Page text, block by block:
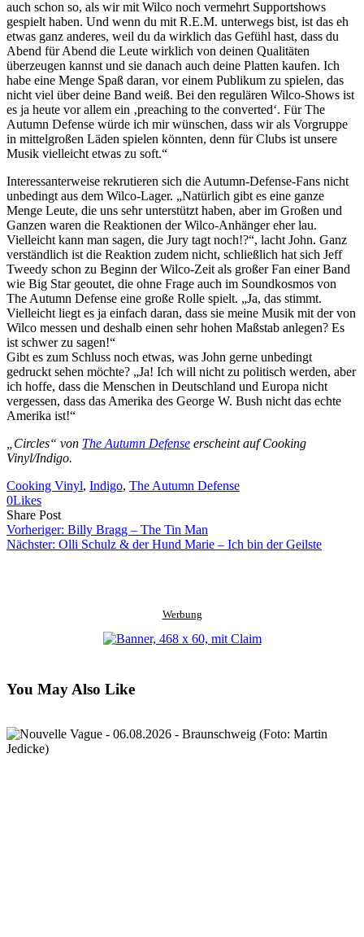
auch schon so, als wir mit Wilco noch vermehrt Supportshows
gespielt haben. Und wenn du mit R.E.M. unterwegs bist, ist das eh
etwas ganz anderes, weil du da wirklich das Gefühl hast, dass du
Abend für Abend die Leute wirklich von deinen Qualitäten
überzeugen kannst und sie danach auch deine Platten kaufen. Ich
habe eine Menge Spaß daran, vor einem Publikum zu spielen, das
nicht viel über deine Band weiß. Bei den regulären Wilco-Shows ist
es ja heute vor allem ein ‚preaching to the converted‘. Für The
Autumn Defense würde ich mir wünschen, dass wir als Vorgruppe
in mittelgroßen Läden spielen könnten, denn für Clubs ist unsere
Musik vielleicht etwas zu soft.“
Interessanterweise rekrutieren sich die Autumn-Defense-Fans nicht
unbedingt aus dem Wilco-Lager. „Natürlich gibt es eine ganze
Menge Leute, die uns sehr unterstützt haben, aber im Großen und
Ganzen waren die Reaktionen der Wilco-Anhänger eher lau.
Vielleicht kann man sagen, die Jury tagt noch!?“, lacht John. Ganz
verständlich ist die Reaktion zudem nicht, schließlich hat sich Jeff
Tweedy schon zu Beginn der Wilco-Zeit als großer Fan einer Band
wie Big Star geoutet, die ohne Frage auch im Soundkosmos von
The Autumn Defense eine große Rolle spielt. „Ja, das stimmt.
Vielleicht liegt es ja einfach daran, dass sie meine Musik mit der von
Wilco messen und deshalb einen sehr hohen Maßstab anlegen? Es
ist schwer zu sagen!“
Gibt es zum Schluss noch etwas, was John gerne unbedingt
gedruckt sehen möchte? „Ja! Ich will nicht zu politisch werden, aber
ich hoffe, dass die Menschen in Deutschland und Europa nicht
vergessen, dass das Amerika des George W. Bush nicht das echte
Amerika ist!“
„Circles“ von The Autumn Defense erscheint auf Cooking
Vinyl/Indigo.
Cooking Vinyl, Indigo, The Autumn Defense
0Likes
Share PostShare
on
Facebook
Copy
URL
to
Send
Link
via
Vorheriger: Billy Bragg – The Tin Man
Nächster: Olli Schulz & der Hund Marie – Ich bin der Geilste
Werbung
You May Also Like